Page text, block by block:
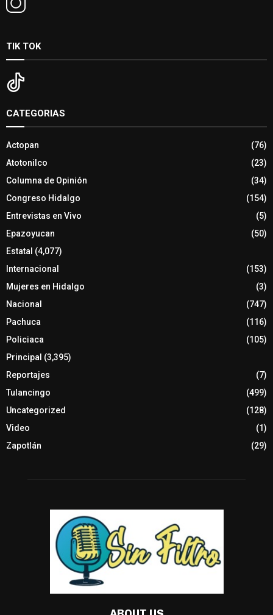
TIK TOK
CATEGORIAS
Actopan
(76)
Atotonilco
(23)
Columna de Opinión
(34)
Congreso Hidalgo
(154)
Entrevistas en Vivo
(5)
Epazoyucan
(50)
Estatal (4,077)
Internacional
(153)
Mujeres en Hidalgo
(3)
Nacional
(747)
Pachuca
(116)
Policiaca
(105)
Principal (3,395)
Reportajes
(7)
Tulancingo
(499)
Uncategorized
(128)
Video
(1)
Zapotlán
(29)